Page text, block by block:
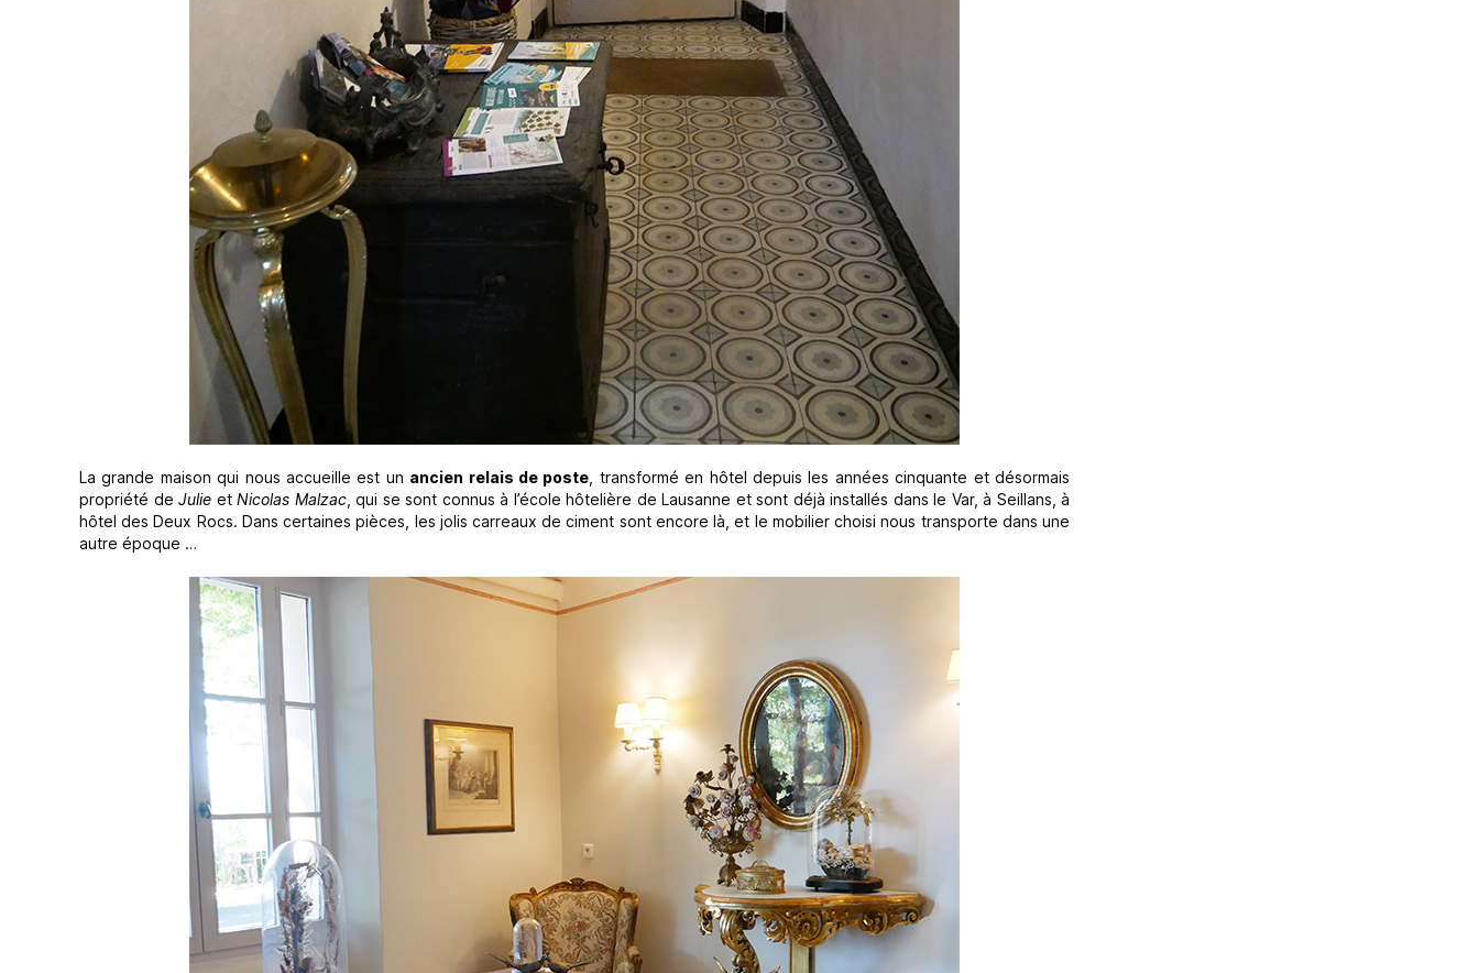
La grande maison qui nous accueille est un ancien relais de poste , transformé en hôtel depuis les années cinquante et désormais
propriété de Julie et Nicolas Malzac, qui se sont connus à l’école hôtelière de Lausanne et sont déjà installés dans le Var, à Seillans, à
hôtel des Deux Rocs. Dans certaines pièces, les jolis carreaux de ciment sont encore là, et le mobilier choisi nous transporte dans une
autre époque …